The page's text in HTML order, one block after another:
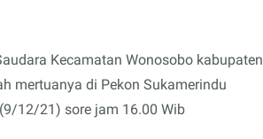
Kecamatan Wonosobo kabupaten
mertuanya di Pekon Sukamerindu
12/21) sore jam 16.00 Wib